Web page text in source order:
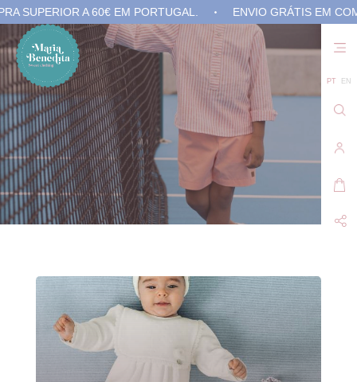
A 60€ EM PORTUGAL. ENVIO GRÁTIS EM COMPRA
PT EN
Não
no
de